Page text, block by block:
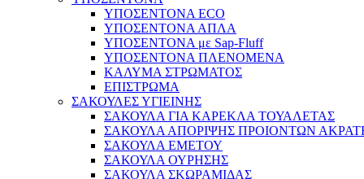
ΥΠΟΣΕΝΤΟΝΑ ECO
ΥΠΟΣΕΝΤΟΝΑ ΑΠΛΑ
ΥΠΟΣΕΝΤΟΝΑ με Sap-Fluff
ΥΠΟΣΕΝΤΟΝΑ ΠΛΕΝΟΜΕΝΑ
ΚΑΛΥΜΑ ΣΤΡΩΜΑΤΟΣ
ΕΠΙΣΤΡΩΜΑ
ΣΑΚΟΥΛΕΣ ΥΓΙΕΙΝΗΣ
ΣΑΚΟΥΛΑ ΓΙΑ ΚΑΡΕΚΛΑ ΤΟΥΑΛΕΤΑΣ
ΣΑΚΟΥΛΑ ΑΠΟΡΙΨΗΣ ΠΡΟΙΟΝΤΩΝ
ΣΑΚΟΥΛΑ ΕΜΕΤΟΥ
ΣΑΚΟΥΛΑ ΟΥΡΗΣΗΣ
ΣΑΚΟΥΛΑ ΣΚΩΡΑΜΙΔΑΣ